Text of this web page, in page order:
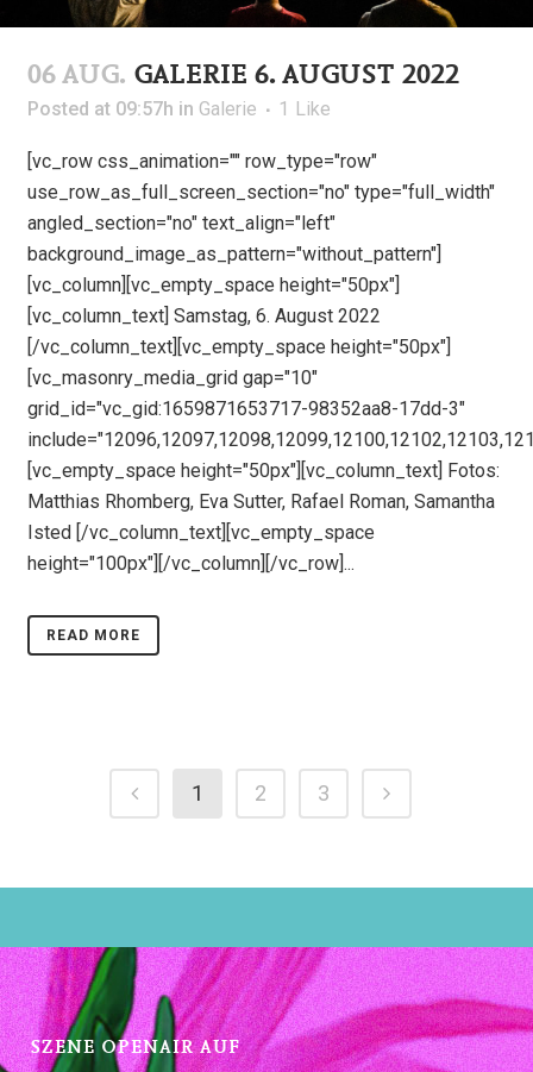
06 AUG. GALERIE 6. AUGUST 2022
Posted at 09:57h in Galerie 1 Like
[vc_row css_animation="" row_type="row"
use_row_as_full_screen_section="no" type="full_width"
angled_section="no" text_align="left"
background_image_as_pattern="without_pattern"]
[vc_column][vc_empty_space height="50px"]
[vc_column_text] Samstag, 6. August 2022
[/vc_column_text][vc_empty_space height="50px"]
[vc_masonry_media_grid gap="10"
grid_id="vc_gid:1659871653717-98352aa8-17dd-3"
[vc_empty_space height="50px"][vc_column_text] Fotos:
Matthias Rhomberg, Eva Sutter, Rafael Roman, Samantha
Isted [/vc_column_text][vc_empty_space
height="100px"][/vc_column][/vc_row]...
READ MORE
1 2 3
SZENE OPENAIR AUF